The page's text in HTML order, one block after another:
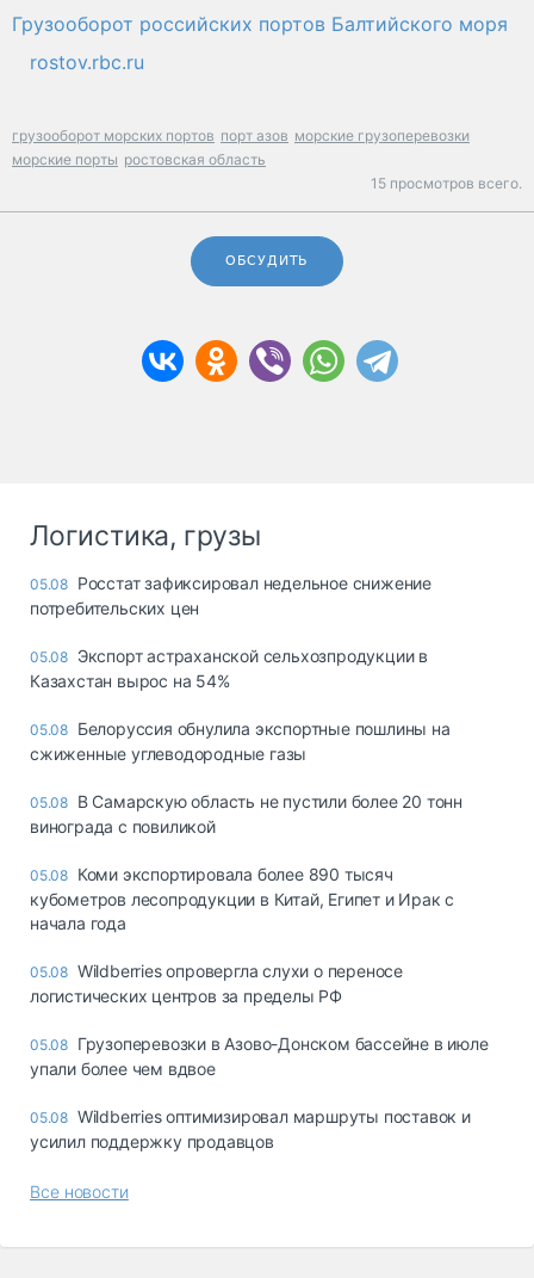
Грузооборот российских портов Балтийского моря
rostov.rbc.ru
грузооборот морских портов порт азов морские грузоперевозки
морские порты ростовская область
15 просмотров всего.
ОБСУДИТЬ
Логистика, грузы
05.08 Росстат зафиксировал недельное снижение
потребительских цен
05.08 Экспорт астраханской сельхозпродукции в
Казахстан вырос на 54%
05.08 Белоруссия обнулила экспортные пошлины на
сжиженные углеводородные газы
05.08 В Самарскую область не пустили более 20 тонн
винограда с повиликой
05.08 Коми экспортировала более 890 тысяч
кубометров лесопродукции в Китай, Египет и Ирак с
начала года
05.08 Wildberries опровергла слухи о переносе
логистических центров за пределы РФ
05.08 Грузоперевозки в Азово-Донском бассейне в июле
упали более чем вдвое
05.08 Wildberries оптимизировал маршруты поставок и
усилил поддержку продавцов
Все новости